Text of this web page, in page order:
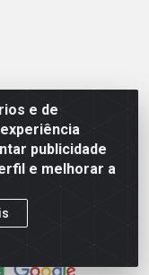
e de
publicidade
e melhorar a